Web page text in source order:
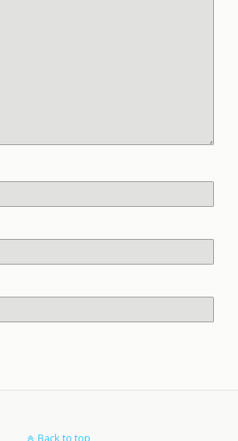
Back to top